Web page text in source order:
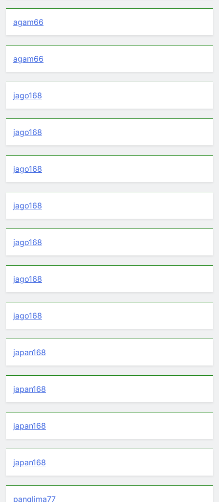
agam66
agam66
jago168
jago168
jago168
jago168
jago168
jago168
jago168
japan168
japan168
japan168
japan168
panglima77